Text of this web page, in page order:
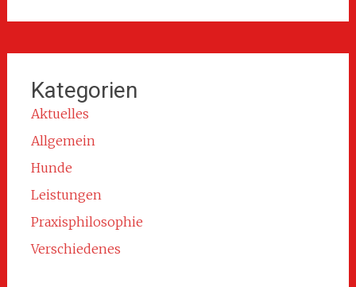
Kategorien
Aktuelles
Allgemein
Hunde
Leistungen
Praxisphilosophie
Verschiedenes